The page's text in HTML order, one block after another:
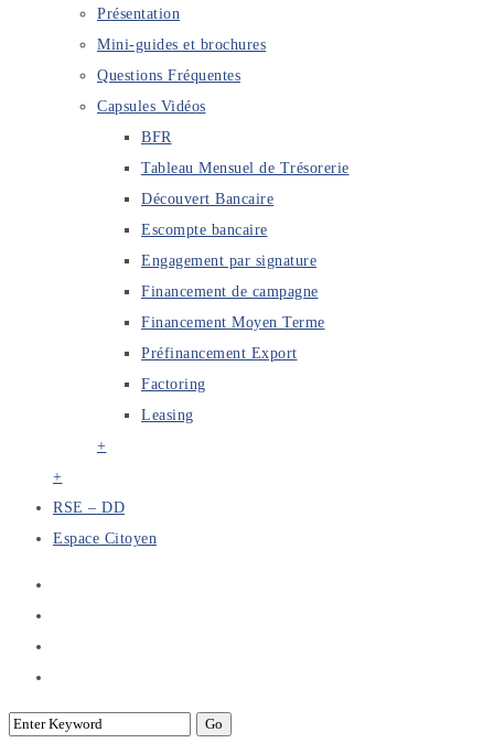
Présentation
Mini-guides et brochures
Questions Fréquentes
Capsules Vidéos
BFR
Tableau Mensuel de Trésorerie
Découvert Bancaire
Escompte bancaire
Engagement par signature
Financement de campagne
Financement Moyen Terme
Préfinancement Export
Factoring
Leasing
+
+
RSE – DD
Espace Citoyen